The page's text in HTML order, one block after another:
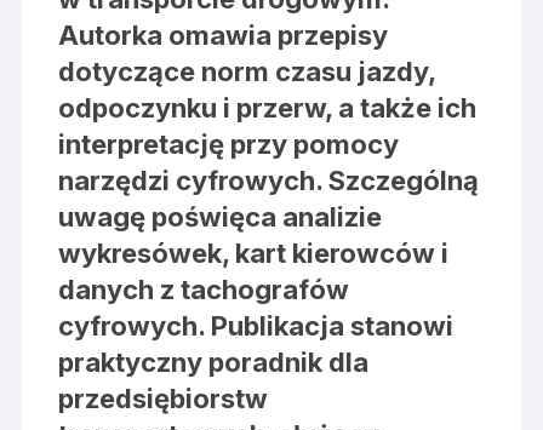
Autorka omawia przepisy
dotyczące norm czasu jazdy,
odpoczynku i przerw, a także ich
interpretację przy pomocy
narzędzi cyfrowych. Szczególną
uwagę poświęca analizie
wykresówek, kart kierowców i
danych z tachografów
cyfrowych. Publikacja stanowi
praktyczny poradnik dla
przedsiębiorstw